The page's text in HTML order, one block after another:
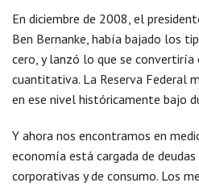
En diciembre de 2008, el
Ben Bernanke, había bajado los
cero, y lanzó lo que se convertiría
cuantitativa. La Reserva Federal
en ese nivel históricamente bajo
Y ahora nos encontramos en
economía está cargada de
corporativas y de consumo. Los